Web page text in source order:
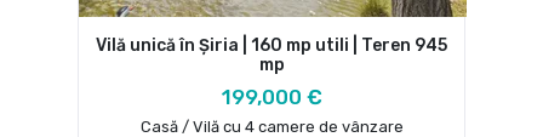
Vilă unică în Șiria | 160 mp utili | Teren 945
mp
199,000 €
Casă / Vilă cu 4 camere de vânzare